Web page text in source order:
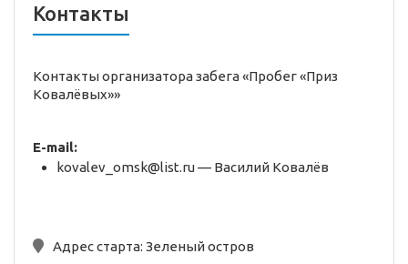
Контакты
Контакты организатора забега «Пробег «Приз
Ковалёвых»»
E-mail:
kovalev_omsk@list.ru — Василий Ковалёв
Адрес старта: Зеленый остров